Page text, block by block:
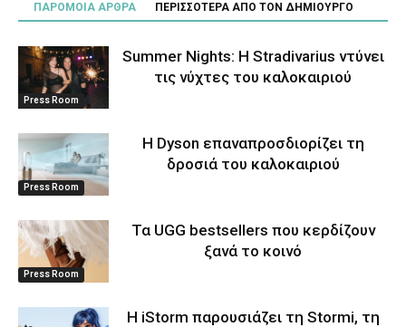
ΠΑΡΟΜΟΙΑ ΑΡΘΡΑ ΠΕΡΙΣΣΟΤΕΡΑ ΑΠΟ ΤΟΝ ΔΗΜΙΟΥΡΓΟ
Press Room
Summer Nights: Η Stradivarius ντύνει
τις νύχτες του καλοκαιριού
Press Room
Η Dyson επαναπροσδιορίζει τη
δροσιά του καλοκαιριού
Press Room
Τα UGG bestsellers που κερδίζουν
ξανά το κοινό
Η iStorm παρουσιάζει τη Stormi, τη